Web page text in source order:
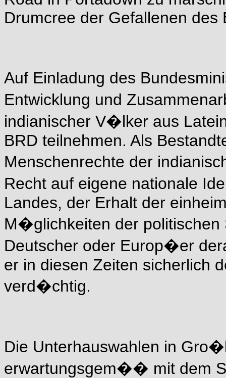
Drumcree der Gefallenen
Auf Einladung des
Entwicklung und
indianischer V�lker aus
BRD teilnehmen. Als
Menschenrechte der
Recht auf eigene nationale
Landes, der Erhalt der
M�glichkeiten der
Deutscher oder Europ�er
er in diesen Zeiten sicherlich
verd�chtig.
Die Unterhauswahlen in
erwartungsgem�� mit dem